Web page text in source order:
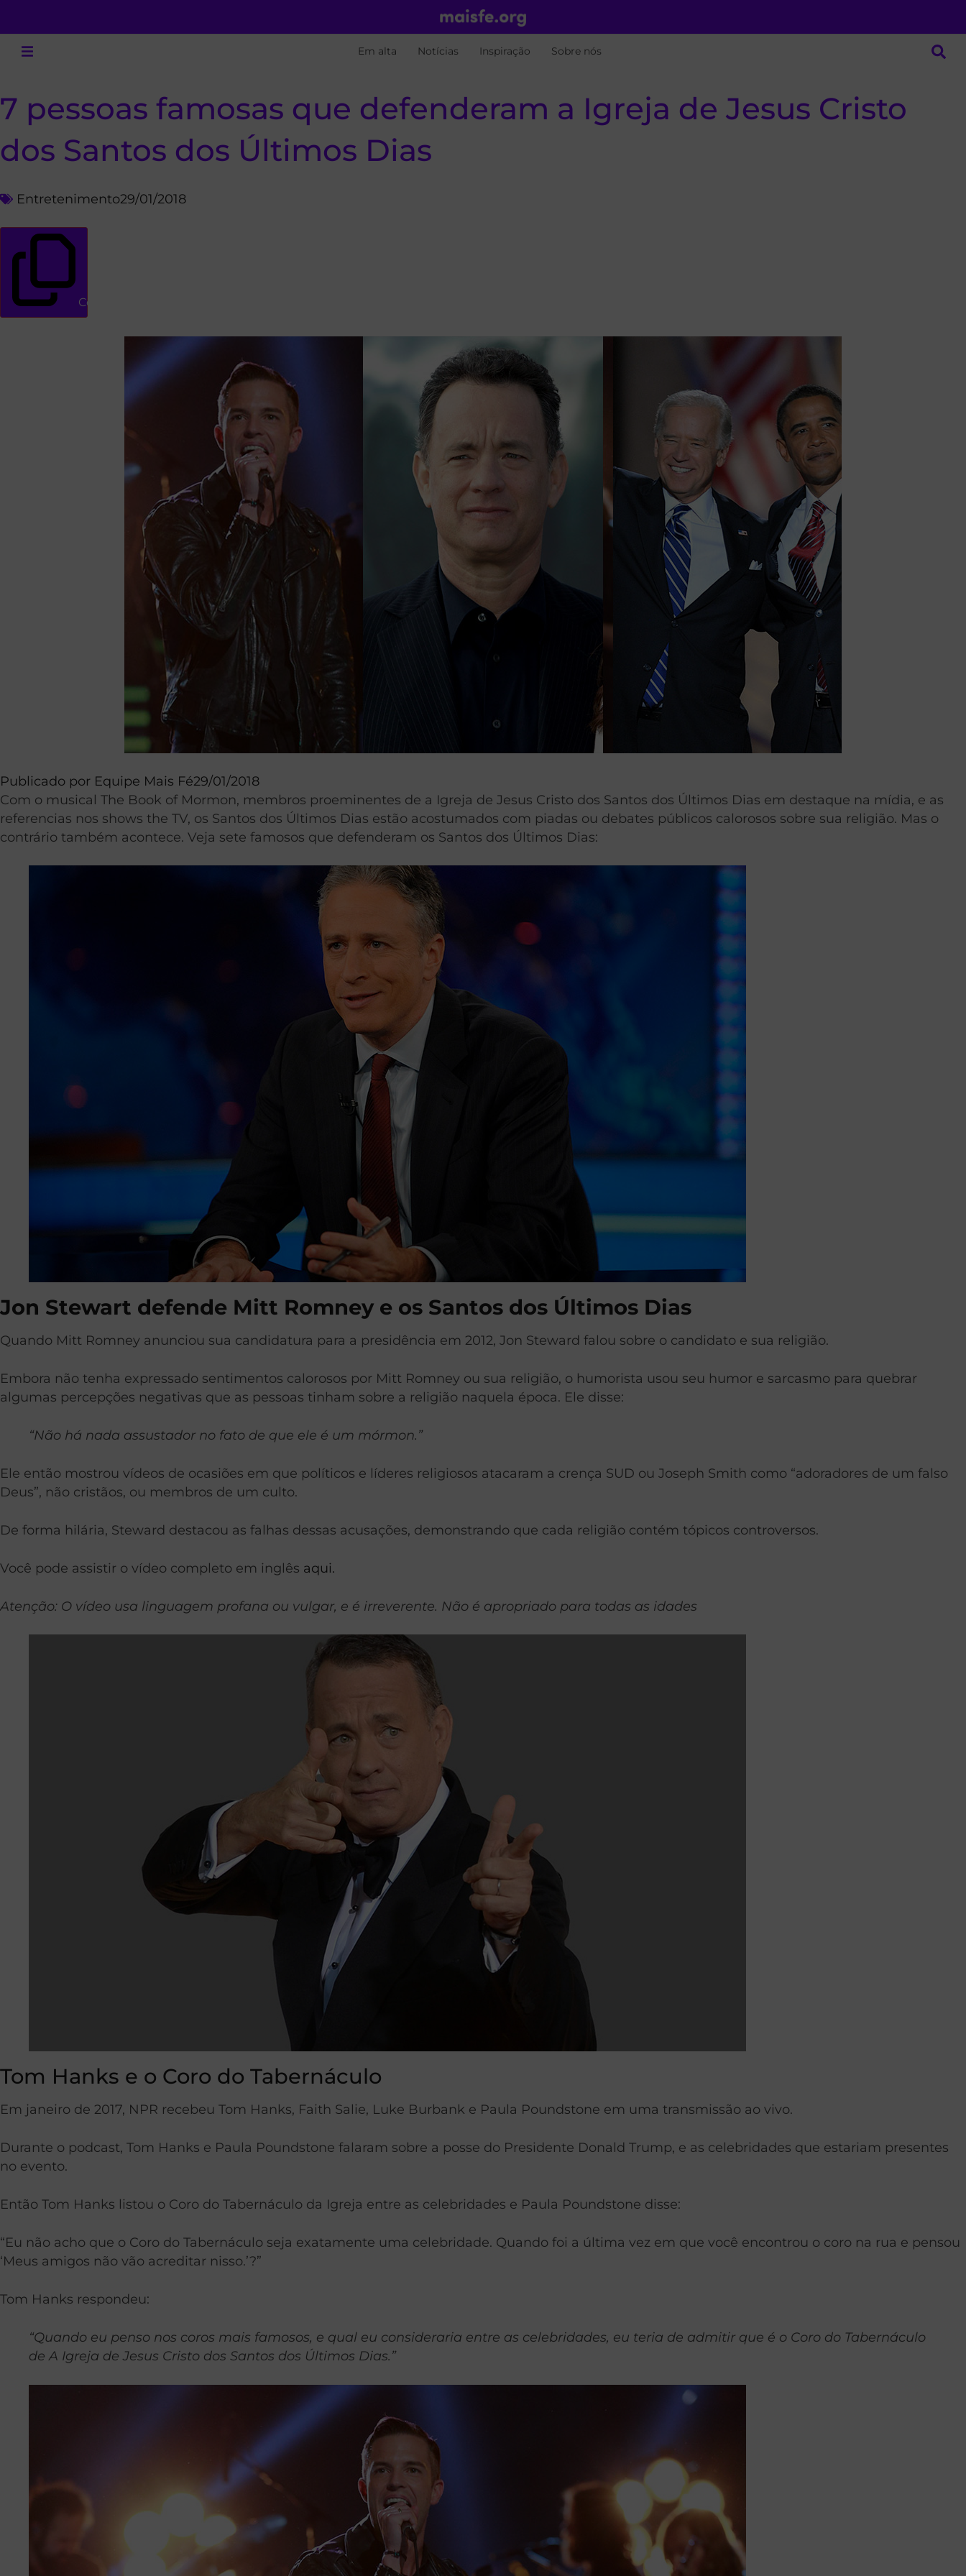
Em alta Notícias Inspiração Sobre nós
7 pessoas famosas que defenderam a Igreja de Jesus Cristo
dos Santos dos Últimos Dias
Entretenimento29/01/2018
Copiar link
Publicado por Equipe Mais Fé29/01/2018
Com o musical The Book of Mormon, membros proeminentes de a Igreja de Jesus Cristo dos Santos dos Últimos Dias em destaque na mídia, e as
referencias nos shows the TV, os Santos dos Últimos Dias estão acostumados com piadas ou debates públicos calorosos sobre sua religião. Mas o
contrário também acontece. Veja sete famosos que defenderam os Santos dos Últimos Dias:
Jon Stewart defende Mitt Romney e os Santos dos Últimos Dias
Quando Mitt Romney anunciou sua candidatura para a presidência em 2012, Jon Steward falou sobre o candidato e sua religião.
Embora não tenha expressado sentimentos calorosos por Mitt Romney ou sua religião, o humorista usou seu humor e sarcasmo para quebrar
algumas percepções negativas que as pessoas tinham sobre a religião naquela época. Ele disse:
“Não há nada assustador no fato de que ele é um mórmon.”
Ele então mostrou vídeos de ocasiões em que políticos e líderes religiosos atacaram a crença SUD ou Joseph Smith como “adoradores de um falso
Deus”, não cristãos, ou membros de um culto.
De forma hilária, Steward destacou as falhas dessas acusações, demonstrando que cada religião contém tópicos controversos.
Você pode assistir o vídeo completo em inglês aqui.
Atenção: O vídeo usa linguagem profana ou vulgar, e é irreverente. Não é apropriado para todas as idades
Tom Hanks e o Coro do Tabernáculo
Em janeiro de 2017, NPR recebeu Tom Hanks, Faith Salie, Luke Burbank e Paula Poundstone em uma transmissão ao vivo.
Durante o podcast, Tom Hanks e Paula Poundstone falaram sobre a posse do Presidente Donald Trump, e as celebridades que estariam presentes
no evento.
Então Tom Hanks listou o Coro do Tabernáculo da Igreja entre as celebridades e Paula Poundstone disse:
“Eu não acho que o Coro do Tabernáculo seja exatamente uma celebridade. Quando foi a última vez em que você encontrou o coro na rua e pensou
‘Meus amigos não vão acreditar nisso.’?”
Tom Hanks respondeu:
“Quando eu penso nos coros mais famosos, e qual eu consideraria entre as celebridades, eu teria de admitir que é o Coro do Tabernáculo
de A Igreja de Jesus Cristo dos Santos dos Últimos Dias.”